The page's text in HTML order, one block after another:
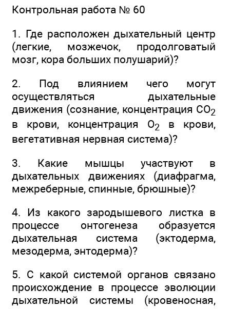
Контрольная работа № 60
1. Где расположен дыхательный центр
(легкие, мозжечок, продолговатый
мозг, кора больших полушарий)?
2. Под влиянием чего могут
осуществляться дыхательные
движения (сознание, концентрация СО2
в крови, концентрация О2
в крови,
вегетативная нервная система)?
3. Какие мышцы участвуют в
дыхательных движениях (диафрагма,
межреберные, спинные, брюшные)?
4. Из какого зародышевого листка в
процессе онтогенеза образуется
дыхательная система (эктодерма,
мезодерма, энтодерма)?
5. С какой системой органов связано
происхождение в процессе эволюции
дыхательной системы (кровеносная,